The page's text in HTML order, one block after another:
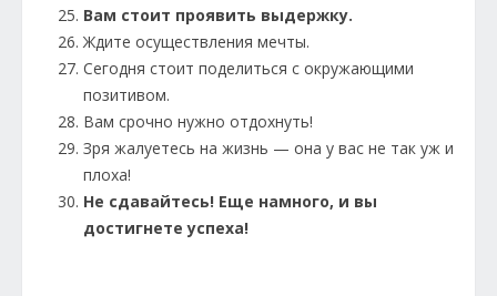
Вам стоит проявить выдержку.
Ждите осуществления мечты.
Сегодня стоит поделиться с окружающими
позитивом.
Вам срочно нужно отдохнуть!
Зря жалуетесь на жизнь — она у вас не так уж и
плоха!
Не сдавайтесь! Еще намного, и вы
достигнете успеха!